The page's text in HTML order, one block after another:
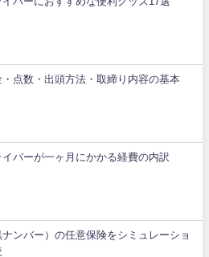
点数・出頭方法・取締り内容の基本
バーが一ヶ月にかかる経費の内訳
ンバー）の任意保険をシミュレーショ